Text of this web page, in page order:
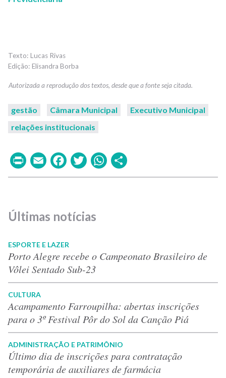
Lucas Rivas
Elisandra Borba
gestão Câmara Municipal
Executivo Municipal
relações institucionais
PrintEmailFacebook
TwitterWhatsApp
Últimas notícias
ESPORTE E LAZER
Porto Alegre recebe o Campeonato Brasileiro de
Vôlei Sentado Sub-23
CULTURA
Acampamento Farroupilha: abertas inscrições
para o 3º Festival Pôr do Sol da Canção Piá
ADMINISTRAÇÃO E PATRIMÔNIO
Último dia de inscrições para contratação
temporária de auxiliares de farmácia